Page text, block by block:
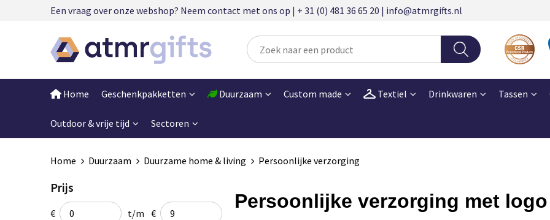
Een vraag over onze webshop? Neem contact met ons op | + 31 (0) 481 36 65 20 | info@atmrgifts.nl
Home Geschenkpakketten Duurzaam Custom made Textiel Drinkwaren Tassen
Outdoor & vrije tijd Sectoren
Home Duurzaam Duurzame home & living Persoonlijke verzorging
Prijs
€ t/m €
Persoonlijke verzorging met